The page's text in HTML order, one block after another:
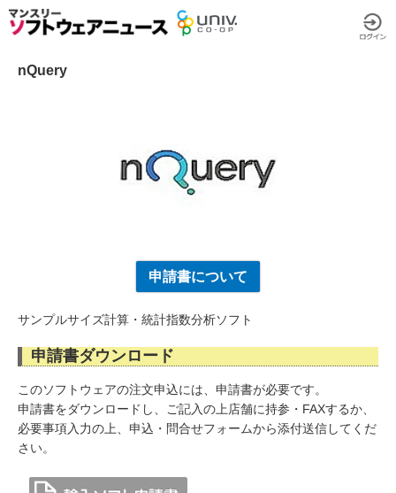
nQuery
申請書について
サンプルサイズ計算・統計指数分析ソフト
申請書ダウンロード
このソフトウェアの注文申込には、申請書が必要です。
申請書をダウンロードし、ご記入の上店舗に持参・FAXするか、
必要事項入力の上、申込・問合せフォームから添付送信してくだ
さい。